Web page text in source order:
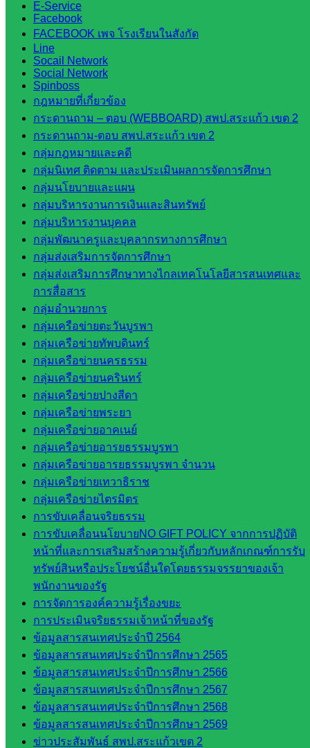
E-Service
Facebook
FACEBOOK เพจ โรงเรียนในสังกัด
Line
Socail Network
Social Network
Spinboss
กฎหมายที่เกี่ยวข้อง
กระดานถาม – ตอบ (WEBBOARD) สพป.สระแก้ว เขต 2
กระดานถาม-ตอบ สพป.สระแก้ว เขต 2
กลุ่มกฎหมายและคดี
กลุ่มนิเทศ ติดตาม และประเมินผลการจัดการศึกษา
กลุ่มนโยบายและแผน
กลุ่มบริหารงานการเงินและสินทรัพย์
กลุ่มบริหารงานบุคคล
กลุ่มพัฒนาครูและบุคลากรทางการศึกษา
กลุ่มส่งเสริมการจัดการศึกษา
กลุ่มส่งเสริมการศึกษาทางไกลเทคโนโลยีสารสนเทศและ
การสื่อสาร
กลุ่มอำนวยการ
กลุ่มเครือข่ายตะวันบูรพา
กลุ่มเครือข่ายทัพบดินทร์
กลุ่มเครือข่ายนครธรรม
กลุ่มเครือข่ายนครินทร์
กลุ่มเครือข่ายปางสีดา
กลุ่มเครือข่ายพระยา
กลุ่มเครือข่ายอาคเนย์
กลุ่มเครือข่ายอารยธรรมบูรพา
กลุ่มเครือข่ายอารยธรรมบูรพา จำนวน
กลุ่มเครือข่ายเทวาธิราช
กลุ่มเครือข่ายไตรมิตร
การขับเคลื่อนจริยธรรม
การขับเคลื่อนนโยบายNO GIFT POLICY จากการปฏิบัติ
หน้าที่และการเสริมสร้างความรู้เกี่ยวกับหลักเกณฑ์การรับ
ทรัพย์สินหรือประโยชน์อื่นใดโดยธรรมจรรยาของเจ้า
พนักงานของรัฐ
การจัดการองค์ความรู้เรื่องขยะ
การประเมินจริยธรรมเจ้าหน้าที่ของรัฐ
ข้อมูลสารสนเทศประจำปี 2564
ข้อมูลสารสนเทศประจำปีการศึกษา 2565
ข้อมูลสารสนเทศประจำปีการศึกษา 2566
ข้อมูลสารสนเทศประจำปีการศึกษา 2567
ข้อมูลสารสนเทศประจำปีการศึกษา 2568
ข้อมูลสารสนเทศประจำปีการศึกษา 2569
ข่าวประสัมพันธ์ สพป.สระแก้วเขต 2
ที่เกี่ยวข้อง
กระทรวง
ศึกษาธิการ
กระทรวง
การ
อุดมศึกษา
สำนักงาน
เลขาธิการ
สภาการ
ศึกษา
สำนักงาน
คณะ
กรรมการ
การ
อาชีวศึกษา
สำนักงาน
คณะ
กรรมการ
การศึกษา
ขั้นพื้น
ฐาน
รายชื่อ
มหาวิทยาลัย
ใน
ประเทศไทย
เว็บไซต์
สำนักต่าง
ๆ ใน
สพฐ.
เว็บไซต์
สพม. ใน
สังกัด
สพฐ.
เว็บไซต์
สพป. ใน
สังกัด
สพฐ.
กรมบัญชี
กลาง
สำนักงาน
ส.ก.ส.ค